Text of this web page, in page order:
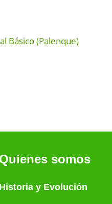
Básico (Palenque)
Quienes somos
Historia y Evolución